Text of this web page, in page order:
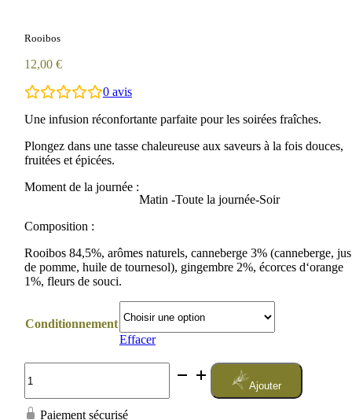
Rooibos
12,00 €
0avis
Une infusion réconfortante parfaite pour les soirées fraîches.
Plongez dans une tasse chaleureuse aux saveurs à la fois douces,
fruitées et épicées.
Moment de la journée :
Matin -Toute la journée-Soir
Composition :
Rooibos 84,5%, arômes naturels, canneberge 3% (canneberge, jus
de pomme, huile de tournesol), gingembre 2%, écorces d‘orange
1%, fleurs de souci.
Conditionnement
Effacer
de
Rooibos
Le
Ajouter
Paiement sécurisé